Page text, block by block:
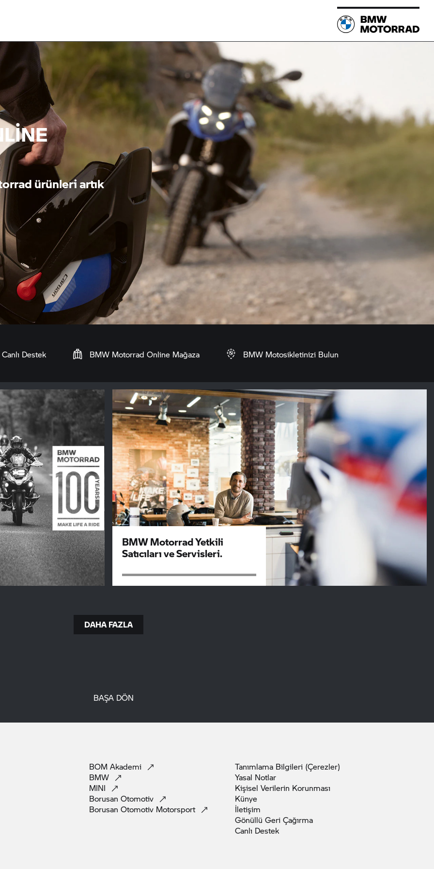
ürünleri artık
Canlı Destek BMW Motorrad Online Mağaza BMW Motosikletinizi Bulun
BMW MotorradYetkili
Satıcıları ve Servisleri.
DAHA FAZLA
BAŞA DÖN
BOM Akademi
BMW
MINI
Borusan Otomotiv
Borusan Otomotiv Motorsport
Tanımlama Bilgileri (Çerezler)
Yasal Notlar
Kişisel Verilerin Korunması
Künye
İletişim
Gönüllü Geri Çağırma
Canlı Destek